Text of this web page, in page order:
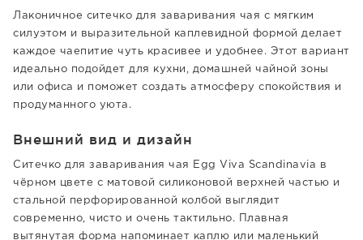
Лаконичное ситечко для заваривания чая с мягким
силуэтом и выразительной каплевидной формой делает
каждое чаепитие чуть красивее и удобнее. Этот вариант
идеально подойдет для кухни, домашней чайной зоны
или офиса и поможет создать атмосферу спокойствия и
продуманного уюта.
Внешний вид и дизайн
Ситечко для заваривания чая Egg Viva Scandinavia в
чёрном цвете с матовой силиконовой верхней частью и
стальной перфорированной колбой выглядит
современно, чисто и очень тактильно. Плавная
вытянутая форма напоминает каплю или маленький